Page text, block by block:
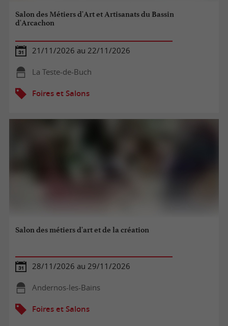
Salon des Métiers d'Art et Artisanats du Bassin
d'Arcachon
21/11/2026 au 22/11/2026
La Teste-de-Buch
Foires et Salons
Salon des métiers d'art et de la création
28/11/2026 au 29/11/2026
Andernos-les-Bains
Foires et Salons